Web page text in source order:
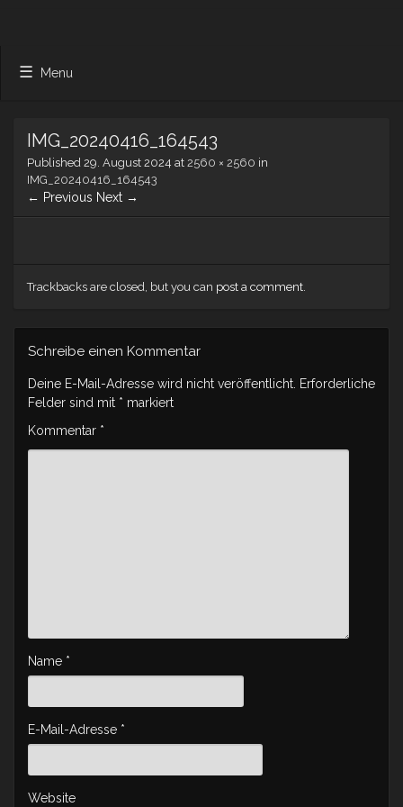
Menu
IMG_20240416_164543
Published 29. August 2024 at 2560 × 2560 in
IMG_20240416_164543
← Previous Next →
Trackbacks are closed, but you can post a comment.
Schreibe einen Kommentar
Deine E-Mail-Adresse wird nicht veröffentlicht. Erforderliche
Felder sind mit * markiert
Kommentar *
Name *
E-Mail-Adresse *
Website